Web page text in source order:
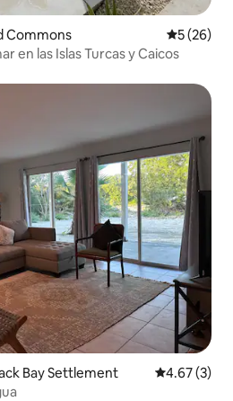
Commons
5 (26)
en las Islas Turcas y Caicos
Bay Settlement Calificación
4.67 (3)